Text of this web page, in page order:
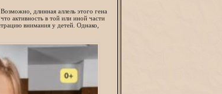
длинная аллель этого гена
активность в той или иной части
внимания у детей. Однако,